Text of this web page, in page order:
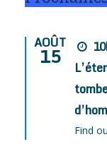
AOÛT
15
Find